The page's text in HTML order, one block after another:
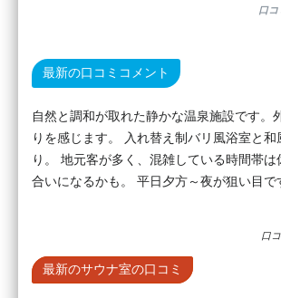
口コ
最新の口コミコメント
自然と調和が取れた静かな温泉施設です。
りを感じます。 入れ替え制バリ風浴室と和
り。 地元客が多く、混雑している時間帯は
合いになるかも。 平日夕方～夜が狙い目で
口
最新のサウナ室の口コミ